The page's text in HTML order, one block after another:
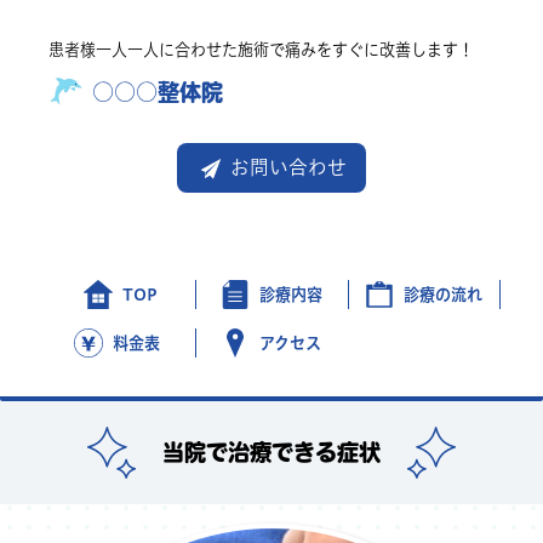
患者様一人一人に合わせた施術で痛みをすぐに改善します！
○○○整体院
お問い合わせ
TOP 診療内容 診療の流れ
料金表 アクセス
当院で治療できる症状